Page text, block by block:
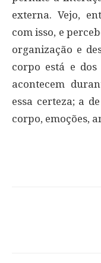
externa. Vejo,
com isso, e
organização e
corpo está e
acontecem
essa certeza; a
corpo, emoções,